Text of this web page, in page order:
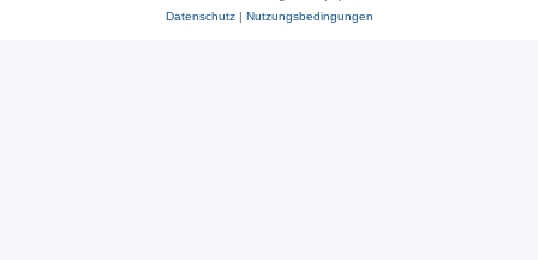
Datenschutz| Nutzungsbedingungen